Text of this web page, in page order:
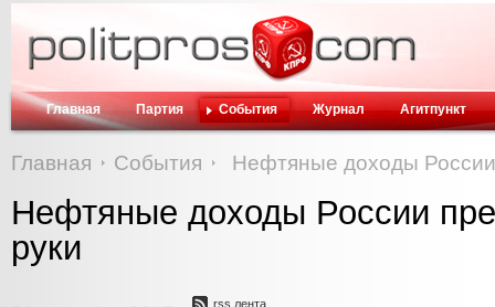
Главная Партия События Журнал Агитпункт
Главная События Нефтяные доходы
Нефтяные доходы России
руки
rss лента